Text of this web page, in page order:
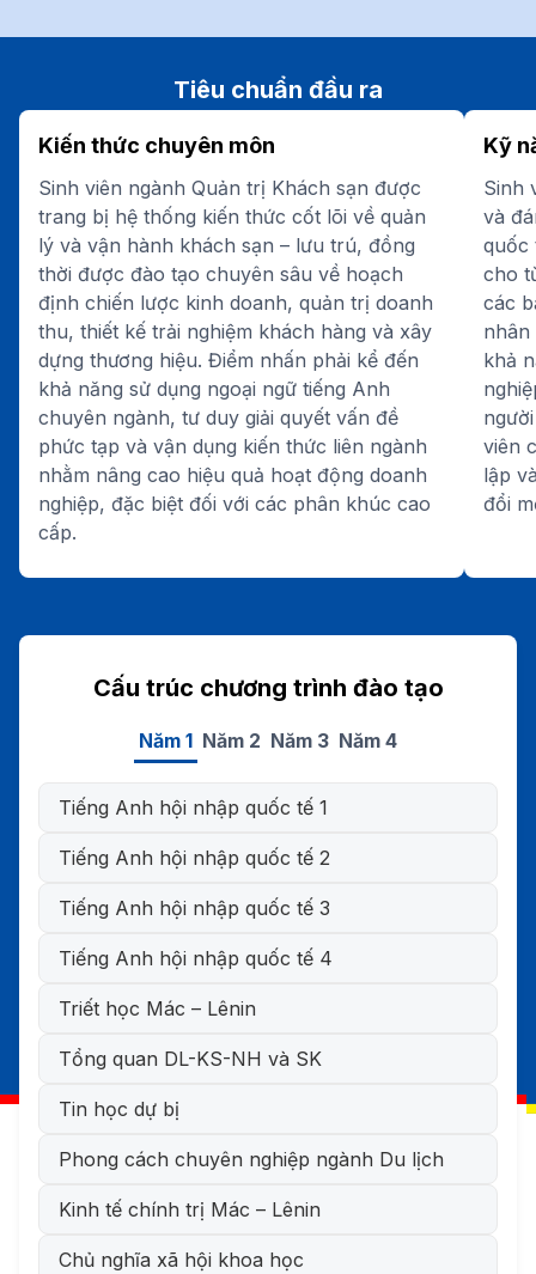
Tiêu chuẩn đầu ra
Kiến thức chuyên môn
Sinh viên ngành Quản trị Khách sạn được
trang bị hệ thống kiến thức cốt lõi về quản
lý và vận hành khách sạn – lưu trú, đồng
thời được đào tạo chuyên sâu về hoạch
định chiến lược kinh doanh, quản trị doanh
thu, thiết kế trải nghiệm khách hàng và xây
dựng thương hiệu. Điểm nhấn phải kể đến
khả năng sử dụng ngoại ngữ tiếng Anh
chuyên ngành, tư duy giải quyết vấn đề
phức tạp và vận dụng kiến thức liên ngành
nhằm nâng cao hiệu quả hoạt động doanh
nghiệp, đặc biệt đối với các phân khúc cao
cấp.
Kỹ
Sinh
và
quốc
cho
các
nhân
khả
viên
lập
đổi
Cấu trúc chương trình đào tạo
Năm 1 Năm 2 Năm 3 Năm 4
Tiếng Anh hội nhập quốc tế 1
Tiếng Anh hội nhập quốc tế 2
Tiếng Anh hội nhập quốc tế 3
Tiếng Anh hội nhập quốc tế 4
Triết học Mác – Lênin
Tổng quan DL-KS-NH và SK
Tin học dự bị
Phong cách chuyên nghiệp ngành Du lịch
Kinh tế chính trị Mác – Lênin
Chủ nghĩa xã hội khoa học